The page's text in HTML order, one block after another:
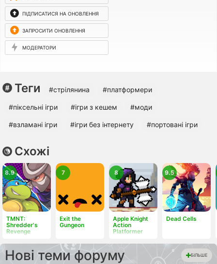
ПІДПИСАТИСЯ НА ОНОВЛЕННЯ
ЗАПРОСИТИ ОНОВЛЕННЯ
МОДЕРАТОРИ
Теги #стрілянина #платформери
#піксельні ігри #ігри з кешем #моди
#взламані ігри #ігри без інтернету #портовані ігри
Схожі
TMNT:
Shredder's
Revenge
8.9
Exit the
Gungeon
7
Apple Knight
Action
Platformer
8
Dead Cells
9.5
Нові теми форуму БІЛЬШЕ